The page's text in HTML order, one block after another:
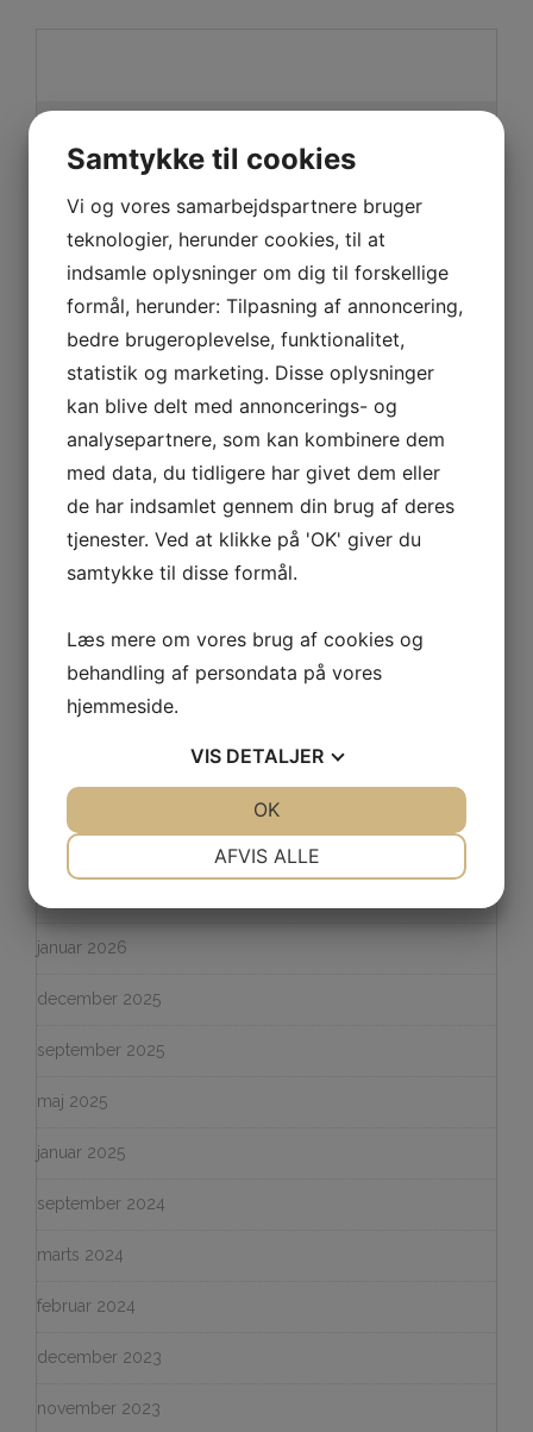
S
SENESTE INDLÆG
Låsesmed i Hvidovre – din lokale ekspert i sikkerhed og
akut hjælp
Sådan vælger du det rette værksted til din bil
Pokal – Symbol på Sejr, Anerkendelse og Motivation
Vandrepokal – en tidløs pris der skaber tradition og
Flyttefirma i Vordingborg – din professionelle partner til en
SENESTE KOMMENTARER
maj 2026
januar 2026
december 2025
september 2025
maj 2025
januar 2025
september 2024
marts 2024
februar 2024
december 2023
november 2023
Samtykke til cookies
Vi og vores samarbejdspartnere bruger
teknologier, herunder cookies, til at
indsamle oplysninger om dig til forskellige
formål, herunder: Tilpasning af annoncering,
bedre brugeroplevelse, funktionalitet,
statistik og marketing. Disse oplysninger
kan blive delt med annoncerings- og
analysepartnere, som kan kombinere dem
med data, du tidligere har givet dem eller
de har indsamlet gennem din brug af deres
tjenester. Ved at klikke på 'OK' giver du
samtykke til disse formål.
Læs mere om vores brug af cookies og
behandling af persondata på vores
hjemmeside.
VIS DETALJER
MARKETING STATISTIK
AFVIS ALLE
OK